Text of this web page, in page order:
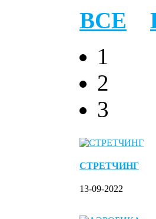
ВСЕ
1
2
3
СТРЕТЧИНГ
13-09-2022